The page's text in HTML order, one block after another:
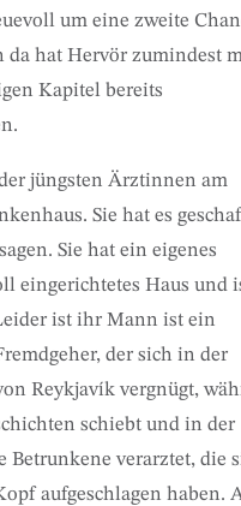
um eine zweite
da hat Hervör zumindest
Kapitel bereits
jüngsten Ärztinnen am
Sie hat es
Sie hat ein eigenes
eingerichtetes Haus und
ist ihr Mann ist ein
der sich in der
Reykjavík vergnügt,
schiebt und in der
Betrunkene verarztet, die
aufgeschlagen haben.